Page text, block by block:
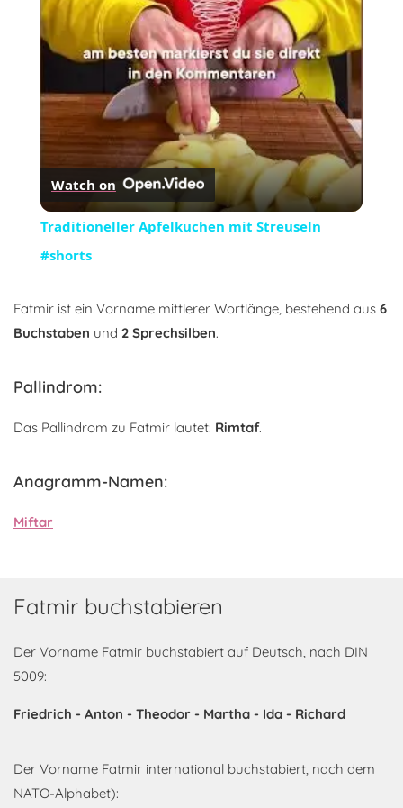
Video
Watch on
Traditioneller Apfelkuchen mit Streuseln
#shorts
Fatmir ist ein Vorname mittlerer Wortlänge, bestehend aus 6
Buchstaben und 2 Sprechsilben.
Pallindrom:
Das Pallindrom zu Fatmir lautet: Rimtaf.
Anagramm-Namen:
Miftar
Fatmir buchstabieren
Der Vorname Fatmir buchstabiert auf Deutsch, nach DIN
5009:
Friedrich - Anton - Theodor - Martha - Ida - Richard
Der Vorname Fatmir international buchstabiert, nach dem
NATO-Alphabet):